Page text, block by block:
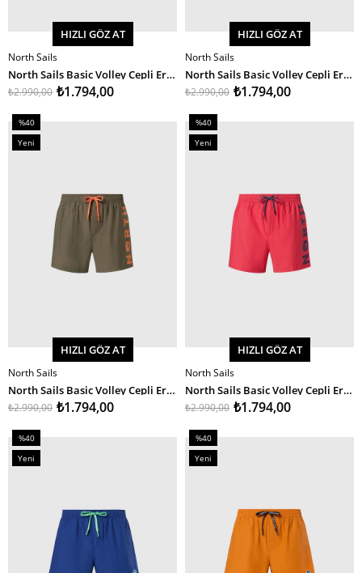
SEPETE EKLE
HIZLI GÖZ AT
North Sails
North Sails Basic Volley Cepli Erkek Deniz Şortu 36Cm
₺1.794,00
₺2.990,00
SEPETE EKLE
HIZLI GÖZ AT
North Sails
North Sails Basic Volley Cepli Erkek Deniz Şortu 36Cm
₺1.794,00
₺2.990,00
SEPETE EKLE
%40
İndirim
%40İndirim
Yeni
HIZLI GÖZ AT
North Sails
North Sails Basic Volley Cepli Erkek Deniz Şortu 36Cm
₺1.794,00
₺2.990,00
SEPETE EKLE
%40
İndirim
%40İndirim
Yeni
HIZLI GÖZ AT
North Sails
North Sails Basic Volley Cepli Erkek Deniz Şortu 36Cm
₺1.794,00
₺2.990,00
%40
İndirim
%40İndirim
Yeni
%40
İndirim
%40İndirim
Yeni